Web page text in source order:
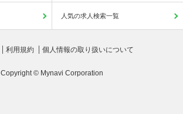
人気の求人検索一覧
利用規約 個人情報の取り扱いについて
Copyright © Mynavi Corporation